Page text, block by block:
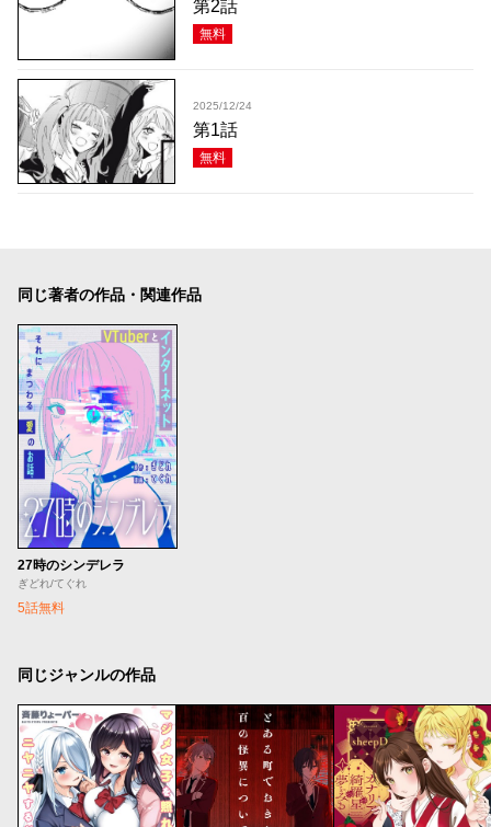
第2話
無料
2025/12/24
第1話
無料
同じ著者の作品・関連作品
27時のシンデレラ
ぎどれ/てぐれ
5話無料
同じジャンルの作品